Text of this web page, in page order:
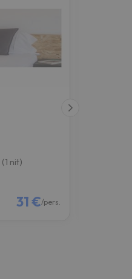
(1 nit)
31 €/pers.